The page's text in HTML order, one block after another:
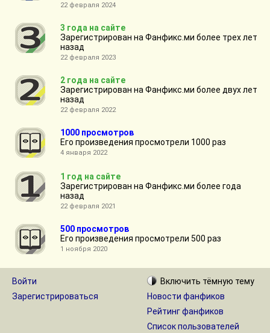
22 февраля 2024
3 года на сайте
Зарегистрирован на Фанфикс.ми более трех лет
назад
22 февраля 2023
2 года на сайте
Зарегистрирован на Фанфикс.ми более двух лет
назад
22 февраля 2022
1000 просмотров
Его произведения просмотрели 1000 раз
4 января 2022
1 год на сайте
Зарегистрирован на Фанфикс.ми более года
назад
22 февраля 2021
500 просмотров
Его произведения просмотрели 500 раз
1 ноября 2020
Войти
Зарегистрироваться
Включить тёмную тему
Новости фанфиков
Рейтинг фанфиков
Список пользователей